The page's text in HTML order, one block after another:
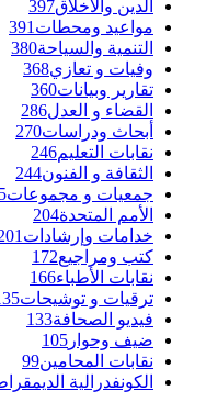
الدين والأخلاق397
مواعيد ومحطات 391
التنمية والسياحة380
وفيات و تعازي368
تقارير وبيانات360
القضاء و العدل286
أبحاث ودراسات270
نقابات التعليم246
الثقافة و الفنون244
جمعيات و مجموعات
الأمم المتحدة204
خدامات وإرشادات
كتب ومراجيع172
نقابات الأطباء166
ترقيات و توشيحات
فيديو الصحافة133
ضيف وحوار 105
نقابات المحامين99
الكونفدرالية